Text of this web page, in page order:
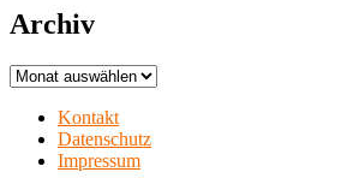
Archiv
Archiv
Kontakt
Datenschutz
Impressum